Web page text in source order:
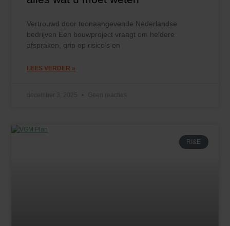
Vertrouwd door toonaangevende Nederlandse
bedrijven Een bouwproject vraagt om heldere
afspraken, grip op risico’s en
LEES VERDER »
RI&E